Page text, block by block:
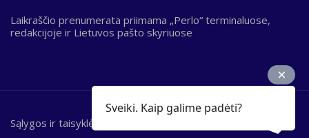
Laikraščio prenumerata priimama „Perlo“ terminaluose,
redakcijoje ir Lietuvos pašto skyriuose
Bottom
Sąlygos ir taisyklės
Sveiki. Kaip galime padėti?